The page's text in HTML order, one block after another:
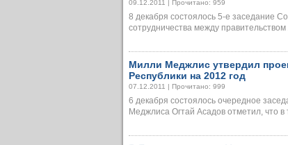
09.12.2011 | Прочитано: 959
8 декабря состоялось 5-е заседание
сотрудничества между
Милли Меджлис утвердил
Республики на 2012 год
07.12.2011 | Прочитано: 999
6 декабря состоялось очередное
Меджлиса Огтай Асадов отметил, что в